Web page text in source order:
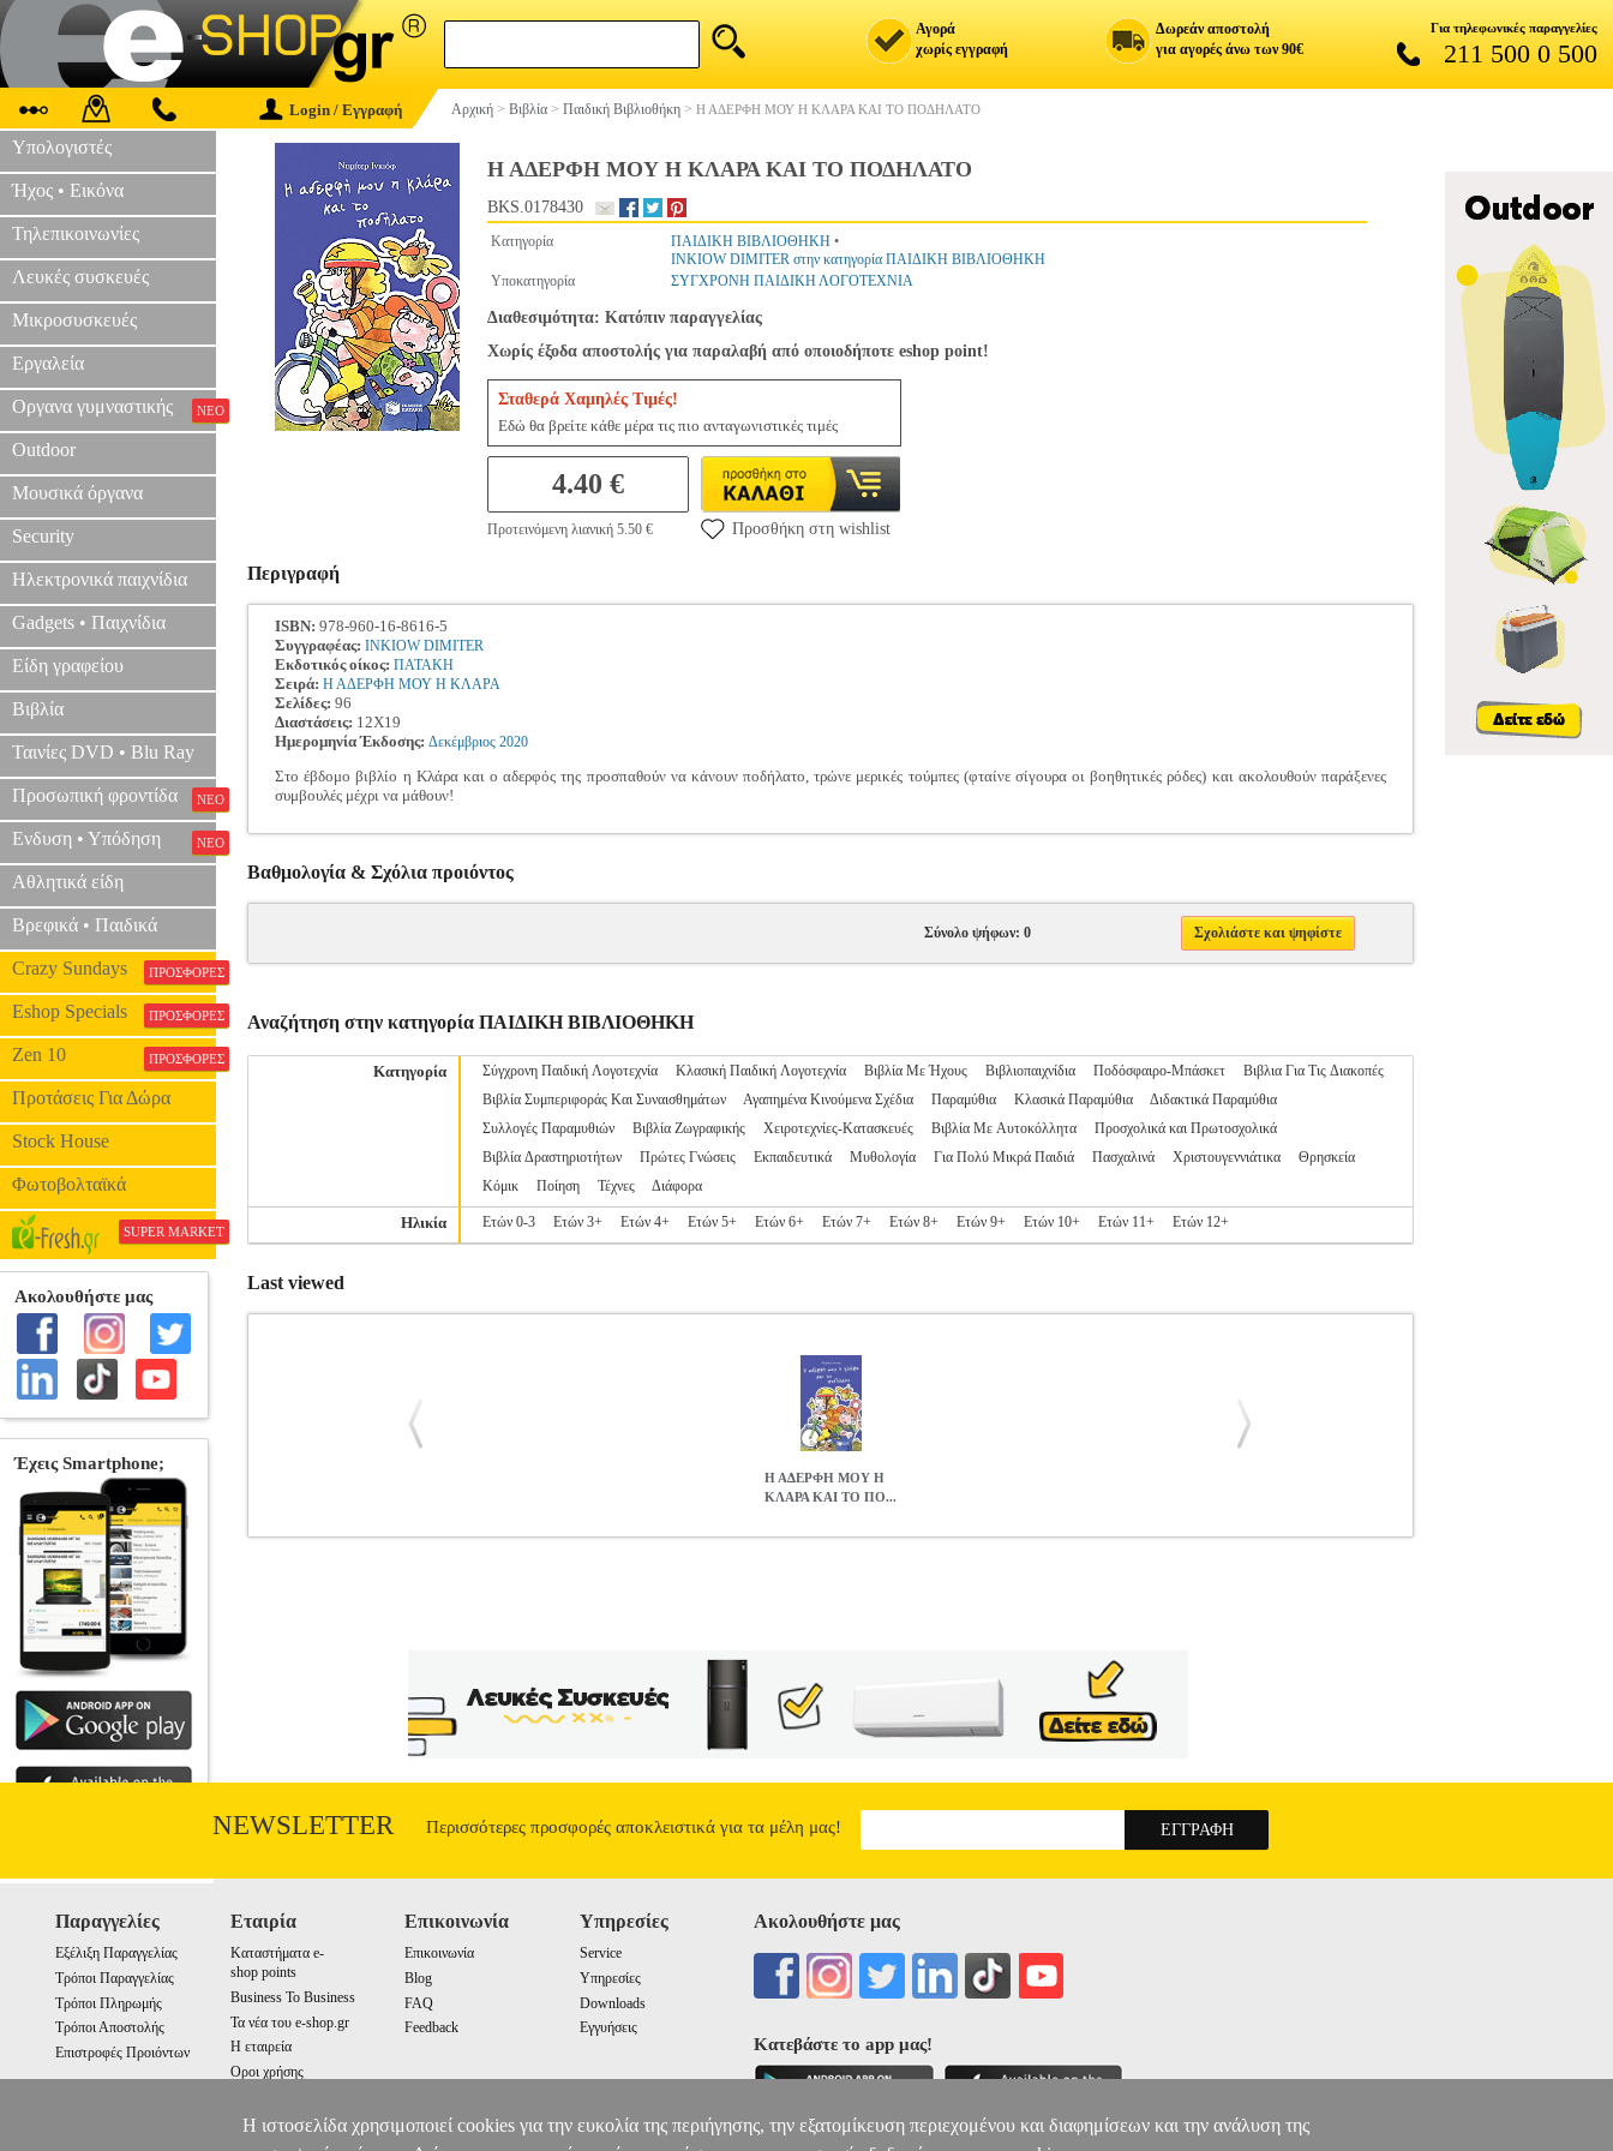
Αγορά
χωρίς εγγραφή
Δωρεάν αποστολή
για αγορές άνω των 90€
Για τηλεφωνικές παραγγελίες
211 500 0 500
Login / Εγγραφή Αρχική > Βιβλία > Παιδική Βιβλιοθήκη > Η ΑΔΕΡΦΗ ΜΟΥ Η ΚΛΑΡΑ ΚΑΙ ΤΟ ΠΟΔΗΛΑΤΟ
Υπολογιστές
Ήχος • Εικόνα
Τηλεπικοινωνίες
Λευκές συσκευές
Μικροσυσκευές
Εργαλεία
Οργανα γυμναστικής ΝΕΟ
Outdoor
Μουσικά όργανα
Security
Ηλεκτρονικά παιχνίδια
Gadgets • Παιχνίδια
Είδη γραφείου
Βιβλία
Ταινίες DVD • Blu Ray
Προσωπική φροντίδα ΝΕΟ
Ενδυση • Υπόδηση ΝΕΟ
Αθλητικά είδη
Βρεφικά • Παιδικά
Crazy Sundays ΠΡΟΣΦΟΡΕΣ
Eshop Specials ΠΡΟΣΦΟΡΕΣ
Zen 10 ΠΡΟΣΦΟΡΕΣ
Προτάσεις Για Δώρα
Stock House
Φωτοβολταϊκά
SUPER MARKET
Η ΑΔΕΡΦΗ ΜΟΥ Η ΚΛΑΡΑ ΚΑΙ ΤΟ ΠΟΔΗΛΑΤΟ
BKS.0178430
Κατηγορία ΠΑΙΔΙΚΗ ΒΙΒΛΙΟΘΗΚΗ •
INKIOW DIMITER στην κατηγορία ΠΑΙΔΙΚΗ ΒΙΒΛΙΟΘΗΚΗ
Υποκατηγορία
ΣΥΓΧΡΟΝΗ ΠΑΙΔΙΚΗ ΛΟΓΟΤΕΧΝΙΑ
Διαθεσιμότητα: Κατόπιν παραγγελίας
Χωρίς έξοδα αποστολής για παραλαβή από οποιοδήποτε eshop point!
Σταθερά Χαμηλές Τιμές!
Εδώ θα βρείτε κάθε μέρα τις πιο ανταγωνιστικές τιμές
4.40 €
Προτεινόμενη λιανική 5.50 € Προσθήκη στη wishlist
Περιγραφή
ISBN: 978-960-16-8616-5
Συγγραφέας: INKIOW DIMITER
Εκδοτικός οίκος: ΠΑΤΑΚΗ
Σειρά: Η ΑΔΕΡΦΗ ΜΟΥ Η ΚΛΑΡΑ
Σελίδες: 96
Διαστάσεις: 12Χ19
Ημερομηνία Έκδοσης: Δεκέμβριος 2020
Στο έβδομο βιβλίο η Κλάρα και ο αδερφός της προσπαθούν να κάνουν ποδήλατο, τρώνε μερικές τούμπες (φταίνε σίγουρα οι βοηθητικές ρόδες) και ακολουθούν παράξενες
συμβουλές μέχρι να μάθουν!
Βαθμολογία & Σχόλια προιόντος
Σύνολο ψήφων: 0 Σχολιάστε και ψηφίστε
Αναζήτηση στην κατηγορία ΠΑΙΔΙΚΗ ΒΙΒΛΙΟΘΗΚΗ
Κατηγορία Σύγχρονη Παιδική Λογοτεχνία Κλασική Παιδική Λογοτεχνία Βιβλία Με Ήχους Βιβλιοπαιχνίδια Ποδόσφαιρο-Μπάσκετ
Βιβλια Για Τις Διακοπές
Βιβλία Συμπεριφοράς Και Συναισθημάτων
Αγαπημένα Κινούμενα Σχέδια Παραμύθια Κλασικά Παραμύθια
Διδακτικά Παραμύθια
Συλλογές Παραμυθιών
Βιβλία Ζωγραφικής Χειροτεχνίες-Κατασκευές Βιβλία Με Αυτοκόλλητα
Προσχολικά και Πρωτοσχολικά
Βιβλία Δραστηριοτήτων
Πρώτες Γνώσεις Εκπαιδευτικά Μυθολογία Για Πολύ Μικρά Παιδιά Πασχαλινά Χριστουγεννιάτικα
Θρησκεία
Κόμικ
Ποίηση Τέχνες Διάφορα
Ηλικία Ετών 0-3 Ετών 3+ Ετών 4+ Ετών 5+ Ετών 6+ Ετών 7+ Ετών 8+ Ετών 9+ Ετών 10+ Ετών 11+ Ετών 12+
Last viewed
Η ΑΔΕΡΦΗ ΜΟΥ Η
ΚΛΑΡΑ ΚΑΙ ΤΟ ΠΟ...
NEWSLETTER Περισσότερες προσφορές αποκλειστικά για τα μέλη μας!
Παραγγελίες
Εξέλιξη Παραγγελίας
Τρόποι Παραγγελίας
Τρόποι Πληρωμής
Τρόποι Αποστολής
Επιστροφές Προιόντων
Εταιρία
Καταστήματα e-
shop points
Business To Business
Τα νέα του e-shop.gr
Η εταιρεία
Οροι χρήσης
Επικοινωνία
Επικοινωνία
Blog
FAQ
Feedback
Υπηρεσίες
Service
Υπηρεσίες
Downloads
Εγγυήσεις
Ακολουθήστε μας
Κατεβάστε το app μας!
Η ιστοσελίδα χρησιμοποιεί cookies για την ευκολία της περιήγησης, την εξατομίκευση περιεχομένου και διαφημίσεων και την ανάλυση της